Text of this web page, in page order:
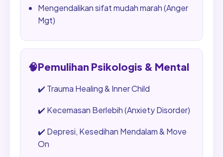
Mengendalikan sifat mudah marah (Anger
Mgt)
🧠Pemulihan Psikologis & Mental
✔️ Trauma Healing & Inner Child
✔️ Kecemasan Berlebih (Anxiety Disorder)
✔️ Depresi, Kesedihan Mendalam & Move
On